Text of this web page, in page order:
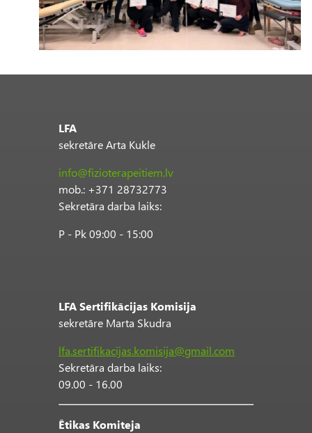
LFA
sekretāre Arta Kukle
info@fizioterapeitiem.lv
mob.: +371 28732773
Sekretāra darba laiks:
P - Pk 09:00 - 15:00
LFA Sertifikācijas Komisija
sekretāre Marta Skudra
lfa.sertifikacijas.komisija@gmail.com
Sekretāra darba laiks:
09.00 - 16.00
Ētikas Komiteja